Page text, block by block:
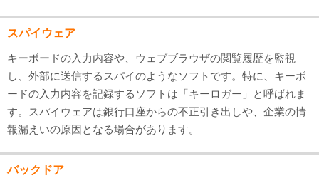
スパイウェア
キーボードの入力内容や、ウェブブラウザの閲覧履歴を監視
し、外部に送信するスパイのようなソフトです。特に、キーボ
ードの入力内容を記録するソフトは「キーロガー」と呼ばれま
す。スパイウェアは銀行口座からの不正引き出しや、企業の情
報漏えいの原因となる場合があります。
バックドア